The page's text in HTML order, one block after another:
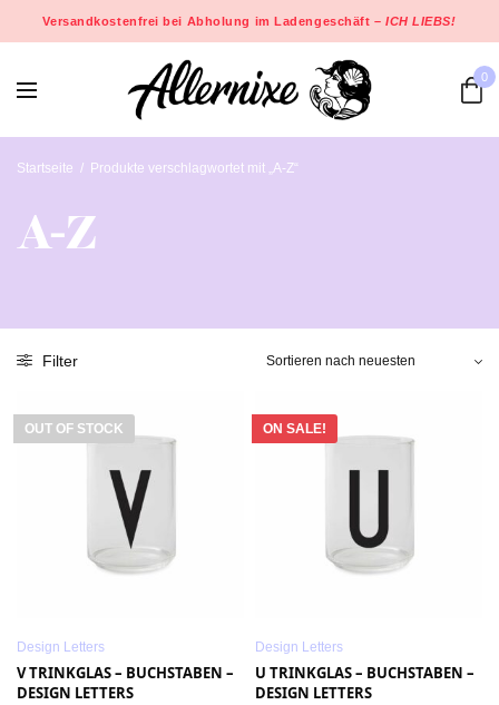
Versandkostenfrei bei Abholung im Ladengeschäft –ICH LIEBS!
0
Startseite / Produkte verschlagwortet mit „A-Z“
A-Z
Filter
OUT OF STOCK
Design Letters
V TRINKGLAS – BUCHSTABEN –
DESIGN LETTERS
ON SALE!
Design Letters
U TRINKGLAS – BUCHSTABEN –
DESIGN LETTERS